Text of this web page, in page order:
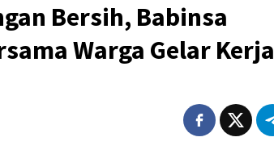
Bersih, Babinsa
Warga Gelar Kerja